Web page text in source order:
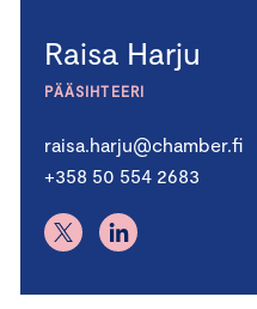
Raisa Harju
PÄÄSIHTEERI
raisa.harju@chamber.fi
+358 50 554 2683